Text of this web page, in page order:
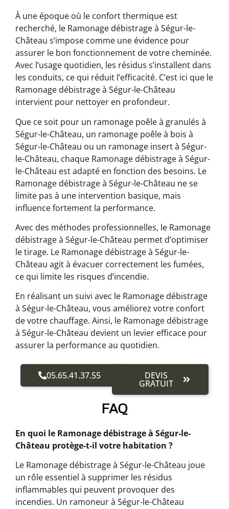
À une époque où le confort thermique est
recherché, le Ramonage débistrage à Ségur-le-
Château s’impose comme une évidence pour
assurer le bon fonctionnement de votre cheminée.
Avec l’usage quotidien, les résidus s’installent dans
les conduits, ce qui réduit l’efficacité. C’est ici que le
Ramonage débistrage à Ségur-le-Château
intervient pour nettoyer en profondeur.
Que ce soit pour un ramonage poêle à granulés à
Ségur-le-Château, un ramonage poêle à bois à
Ségur-le-Château ou un ramonage insert à Ségur-
le-Château, chaque Ramonage débistrage à Ségur-
le-Château est adapté en fonction des besoins. Le
Ramonage débistrage à Ségur-le-Château ne se
limite pas à une intervention basique, mais
influence fortement la performance.
Avec des méthodes professionnelles, le Ramonage
débistrage à Ségur-le-Château permet d’optimiser
le tirage. Le Ramonage débistrage à Ségur-le-
Château agit à évacuer correctement les fumées,
ce qui limite les risques d’incendie.
En réalisant un suivi avec le Ramonage débistrage
à Ségur-le-Château, vous améliorez votre confort
de votre chauffage. Ainsi, le Ramonage débistrage
à Ségur-le-Château devient un levier efficace pour
assurer la performance au quotidien.
05.65.41.37.55 DEVIS
GRATUIT
FAQ
En quoi le Ramonage débistrage à Ségur-le-
Château protège-t-il votre habitation ?
Le Ramonage débistrage à Ségur-le-Château joue
un rôle essentiel à supprimer les résidus
inflammables qui peuvent provoquer des
incendies. Un ramoneur à Ségur-le-Château